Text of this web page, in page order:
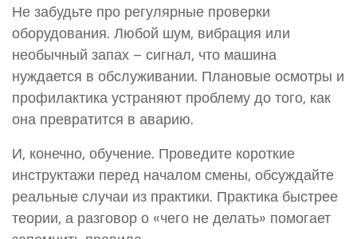
Не забудьте про регулярные проверки
оборудования. Любой шум, вибрация или
необычный запах – сигнал, что машина
нуждается в обслуживании. Плановые осмотры и
профилактика устраняют проблему до того, как
она превратится в аварию.
И, конечно, обучение. Проведите короткие
инструктажи перед началом смены, обсуждайте
реальные случаи из практики. Практика быстрее
теории, а разговор о «чего не делать» помогает